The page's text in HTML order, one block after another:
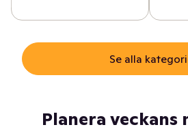
Se alla
Planera veckans